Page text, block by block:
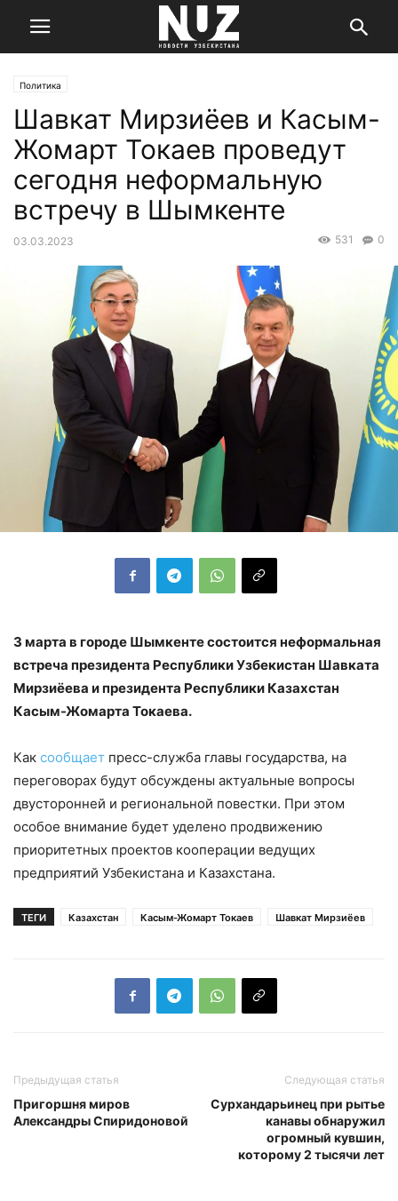
Политика
Шавкат Мирзиёев и Касым-
Жомарт Токаев проведут
сегодня неформальную
встречу в Шымкенте
03.03.2023 0
531
3 марта в городе Шымкенте состоится неформальная
встреча президента Республики Узбекистан Шавката
Мирзиёева и президента Республики Казахстан
Касым-Жомарта Токаева.
Как сообщает пресс-служба главы государства, на
переговорах будут обсуждены актуальные вопросы
двусторонней и региональной повестки. При этом
особое внимание будет уделено продвижению
приоритетных проектов кооперации ведущих
предприятий Узбекистана и Казахстана.
ТЕГИ Казахстан Касым-Жомарт Токаев Шавкат Мирзиёев
Предыдущая статья
Пригоршня миров
Александры Спиридоновой
Следующая статья
Сурхандарьинец при рытье
канавы обнаружил
огромный кувшин,
которому 2 тысячи лет